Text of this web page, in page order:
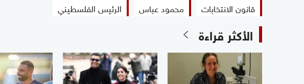
قانون الانتخابات محمود عباس الرئيس الفلسطيني
الأكثر قراءة